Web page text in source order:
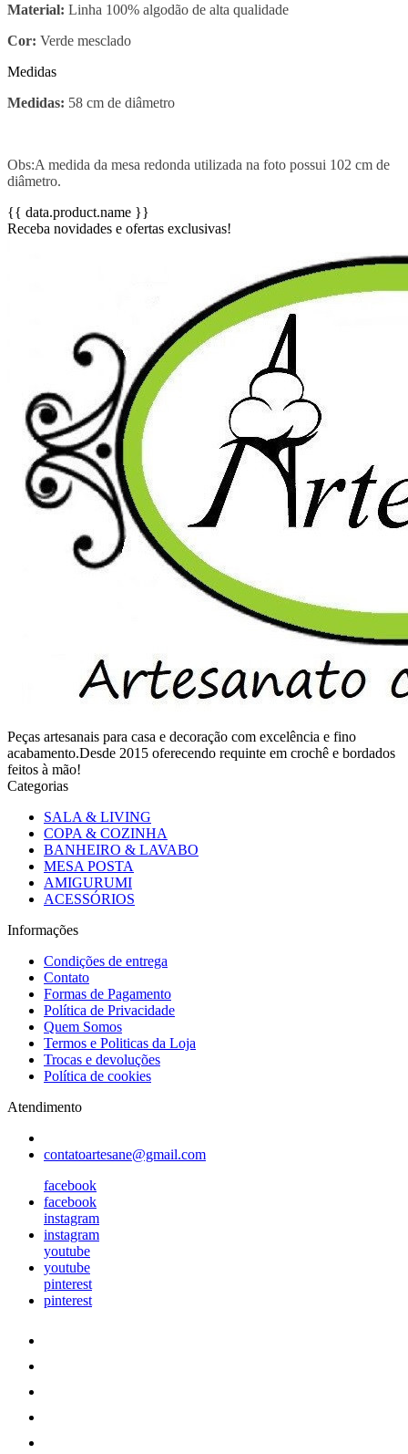
Material: Linha 100% algodão de alta qualidade
Cor: Verde mesclado
Medidas
Medidas: 58 cm de diâmetro
Obs:A medida da mesa redonda utilizada na foto possui 102 cm de
diâmetro.
{{ data.product.name }}
Receba novidades e ofertas exclusivas!
Peças artesanais para casa e decoração com excelência e fino
acabamento.Desde 2015 oferecendo requinte em crochê e bordados
feitos à mão!
Categorias
SALA & LIVING
COPA & COZINHA
BANHEIRO & LAVABO
MESA POSTA
AMIGURUMI
ACESSÓRIOS
Informações
Condições de entrega
Contato
Formas de Pagamento
Política de Privacidade
Quem Somos
Termos e Politicas da Loja
Trocas e devoluções
Política de cookies
Atendimento
contatoartesane@gmail.com
facebook
facebook
instagram
instagram
youtube
youtube
pinterest
pinterest